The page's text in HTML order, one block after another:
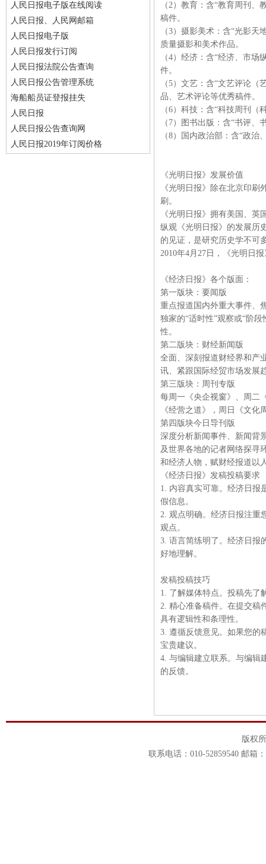
人民日报电子版在线阅读
人民日报、人民网邮箱
人民日报电子版
人民日报发行订阅
人民日报法院公告查询
人民日报公告管理系统
海船船员证登报挂失
人民日报
人民日报公告查询网
人民日报2019年订阅价格
（2）教育：含“教育周刊
稿件。
（3）摄影美术：含“光影
质量摄影和美术作品。
（4）经济：含“经济、市
件。
（5）文艺：含“文艺评论
品、艺术评论等优秀稿件。
（6）科技：含“科技周刊
（7）图书出版：含“书评
（8）国内政治部：含“政
《光明日报》发展价值
《光明日报》除在北京印
刷。
《光明日报》拥有美国、
纵观《光明日报》的发展历
的见证，是研究历史学不可
2010年4月27日，《光明日
《经济日报》各个版面：
第一版块：要闻版
重点报道国内外重大事件、
独家的“适时性”观察或“阶
性。
第二版块：财经新闻版
全面、深刻报道财经界和产
讯、紧跟国际经贸市场发展
第三版块：周刊专版
每周一《央企视窗》、周二
《经营之道》，周日《文化
第四版块今日导刊版
深度分析新闻事件、新闻背
及世界各地的记者网络探寻
和经济人物，赋财经报道以
《经济日报》发稿投稿要求
1. 内容真实可靠。经济日报
假信息。
2. 观点明确。经济日报注重
观点。
3. 语言简练明了。经济日报
好地理解。
发稿投稿技巧
1. 了解媒体特点。投稿先了
2. 精心准备稿件。在提交稿
具有逻辑性和条理性。
3. 遵循反馈意见。如果您的
宝贵建议。
4. 与编辑建立联系。与编辑
的反馈。
版权
联系电话：010-52859540 邮箱